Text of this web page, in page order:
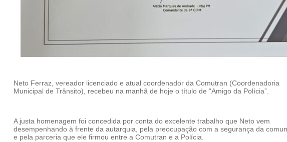
Neto Ferraz, vereador licenciado e atual coordenador da Comutran (Coordenadoria
Municipal de Trânsito), recebeu na manhã de hoje o título de “Amigo da Polícia”.
A justa homenagem foi concedida por conta do excelente trabalho que Neto vem
desempenhando à frente da autarquia, pela preocupação com a segurança da
e pela parceria que ele firmou entre a Comutran e a Polícia.